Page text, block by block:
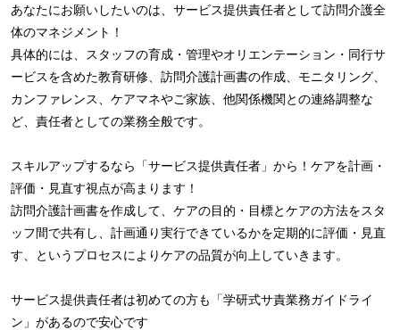
あなたにお願いしたいのは、サービス提供責任者として訪問介護全
体のマネジメント！
具体的には、スタッフの育成・管理やオリエンテーション・同行サ
ービスを含めた教育研修、訪問介護計画書の作成、モニタリング、
カンファレンス、ケアマネやご家族、他関係機関との連絡調整な
ど、責任者としての業務全般です。
スキルアップするなら「サービス提供責任者」から！ケアを計画・
評価・見直す視点が高まります！
訪問介護計画書を作成して、ケアの目的・目標とケアの方法をスタ
ッフ間で共有し、計画通り実行できているかを定期的に評価・見直
す、というプロセスによりケアの品質が向上していきます。
サービス提供責任者は初めての方も「学研式サ責業務ガイドライ
ン」があるので安心です